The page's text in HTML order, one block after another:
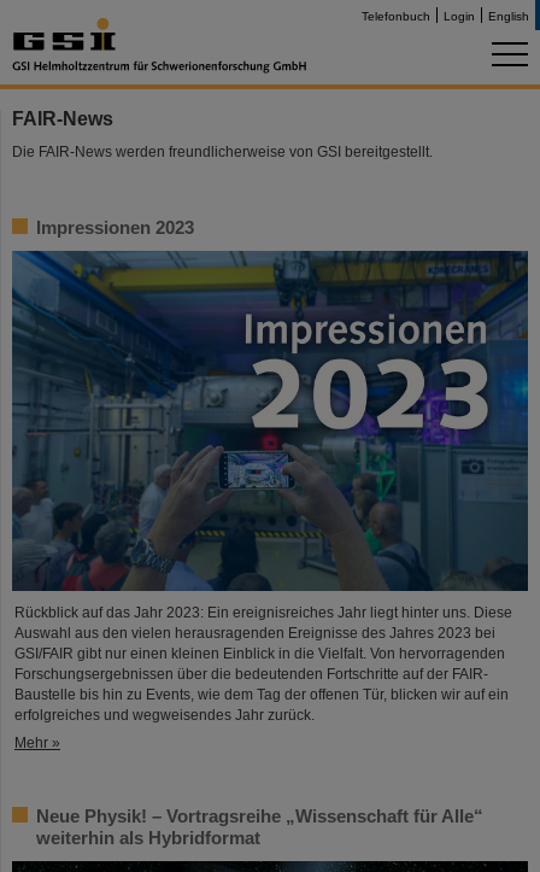
Telefonbuch Login English
FAIR-News
Die FAIR-News werden freundlicherweise von GSI bereitgestellt.
Impressionen 2023
Rückblick auf das Jahr 2023: Ein ereignisreiches Jahr liegt hinter uns. Diese
Auswahl aus den vielen herausragenden Ereignisse des Jahres 2023 bei
GSI/FAIR gibt nur einen kleinen Einblick in die Vielfalt. Von hervorragenden
Forschungsergebnissen über die bedeutenden Fortschritte auf der FAIR-
Baustelle bis hin zu Events, wie dem Tag der offenen Tür, blicken wir auf ein
erfolgreiches und wegweisendes Jahr zurück.
Mehr »
Neue Physik! – Vortragsreihe „Wissenschaft für Alle“
weiterhin als Hybridformat